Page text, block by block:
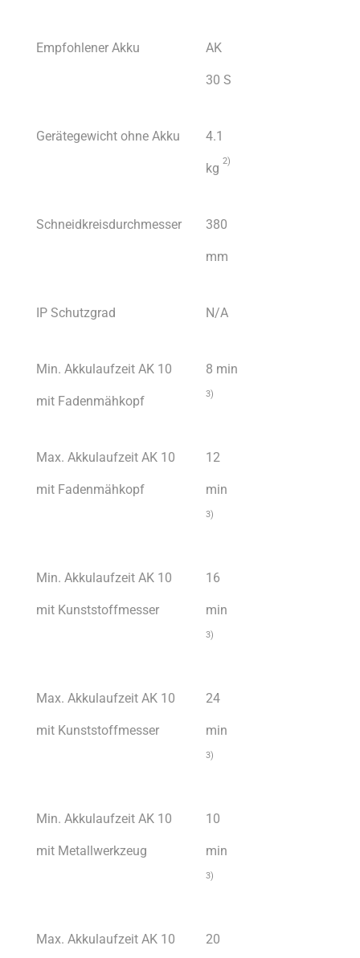
Empfohlener Akku AK
30 S
Gerätegewicht ohne Akku 4.1
kg 2)
Schneidkreisdurchmesser 380
mm
IP Schutzgrad N/A
Min. Akkulaufzeit AK 10
mit Fadenmähkopf
8 min
3)
Max. Akkulaufzeit AK 10
mit Fadenmähkopf
12
min
3)
Min. Akkulaufzeit AK 10
mit Kunststoffmesser
16
min
3)
Max. Akkulaufzeit AK 10
mit Kunststoffmesser
24
min
3)
Min. Akkulaufzeit AK 10
mit Metallwerkzeug
10
min
3)
Max. Akkulaufzeit AK 10 20